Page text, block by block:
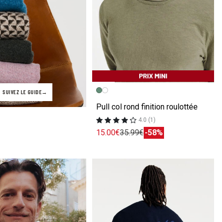
SUIVEZ LE GUIDE
Image précédente
Image suivante
Pull col rond finition roulottée
4.0 (1)
15.00€35.99€-58%